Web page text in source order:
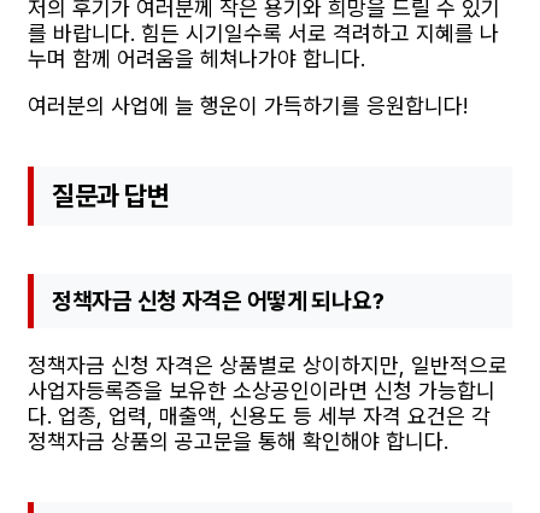
저의 후기가 여러분께 작은 용기와 희망을 드릴 수 있기
를 바랍니다. 힘든 시기일수록 서로 격려하고 지혜를 나
누며 함께 어려움을 헤쳐나가야 합니다.
여러분의 사업에 늘 행운이 가득하기를 응원합니다!
질문과 답변
정책자금 신청 자격은 어떻게 되나요?
정책자금 신청 자격은 상품별로 상이하지만, 일반적으로
사업자등록증을 보유한 소상공인이라면 신청 가능합니
다. 업종, 업력, 매출액, 신용도 등 세부 자격 요건은 각
정책자금 상품의 공고문을 통해 확인해야 합니다.